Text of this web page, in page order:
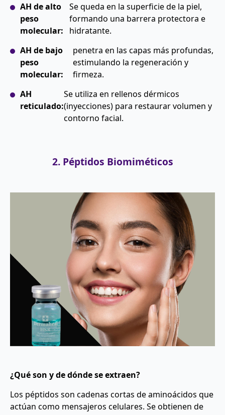
AH de alto
peso
molecular:
Se queda en la superficie de la piel,
formando una barrera protectora e
hidratante.
AH de bajo
peso
molecular:
penetra en las capas más profundas,
estimulando la regeneración y
firmeza.
AH
reticulado:
Se utiliza en rellenos dérmicos
(inyecciones) para restaurar volumen y
contorno facial.
2. Péptidos Biomiméticos
¿Qué son y de dónde se extraen?
Los péptidos son cadenas cortas de aminoácidos que
actúan como mensajeros celulares. Se obtienen de